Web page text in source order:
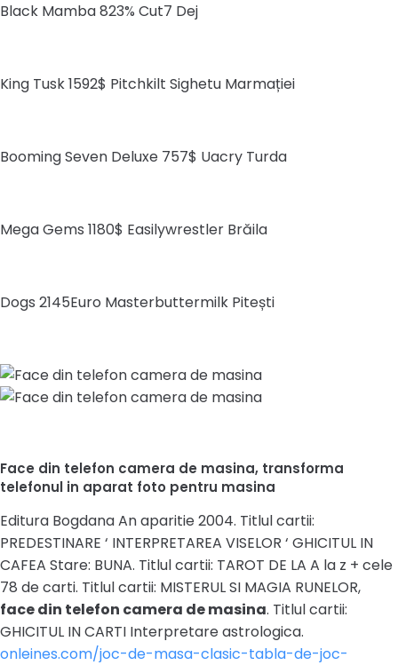
Black Mamba 823% Cut7 Dej
King Tusk 1592$ Pitchkilt Sighetu Marmației
Booming Seven Deluxe 757$ Uacry Turda
Mega Gems 1180$ Easilywrestler Brăila
Dogs 2145Euro Masterbuttermilk Pitești
Face din telefon camera de masina, transforma
telefonul in aparat foto pentru masina
Editura Bogdana An aparitie 2004. Titlul cartii:
PREDESTINARE ‘ INTERPRETAREA VISELOR ‘ GHICITUL IN
CAFEA Stare: BUNA. Titlul cartii: TAROT DE LA A la z + cele
78 de carti. Titlul cartii: MISTERUL SI MAGIA RUNELOR,
face din telefon camera de masina. Titlul cartii:
GHICITUL IN CARTI Interpretare astrologica.
onleines.com/joc-de-masa-clasic-tabla-de-joc-